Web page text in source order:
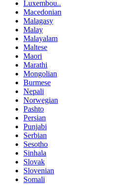
Luxembou..
Macedonian
Malagasy
Malay
Malayalam
Maltese
Maori
Marathi
Mongolian
Burmese
Nepali
Norwegian
Pashto
Persian
Punjabi
Serbian
Sesotho
Sinhala
Slovak
Slovenian
Somali